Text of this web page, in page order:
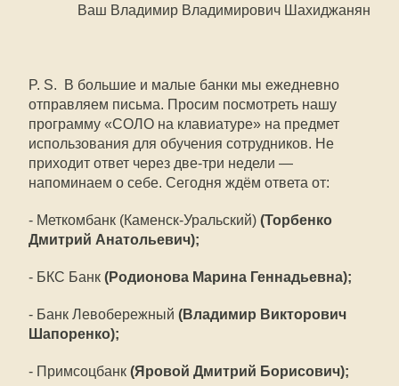
Ваш Владимир Владимирович Шахиджанян
P. S. В большие и малые банки мы ежедневно
отправляем письма. Просим посмотреть нашу
программу «СОЛО на клавиатуре» на предмет
использования для обучения сотрудников. Не
приходит ответ через две-три недели —
напоминаем о себе. Сегодня ждём ответа от:
- Меткомбанк (Каменск-Уральский) (Торбенко
Дмитрий Анатольевич);
- БКС Банк (Родионова Марина Геннадьевна);
- Банк Левобережный (Владимир Викторович
Шапоренко);
- Примсоцбанк (Яровой Дмитрий Борисович);